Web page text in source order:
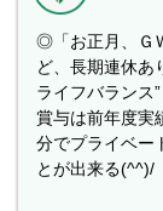
◎「お正月、Ｇ
ど、長期連休あ
ライフバランス”
賞与は前年度実
分でプライベー
とが出来る(^^)/